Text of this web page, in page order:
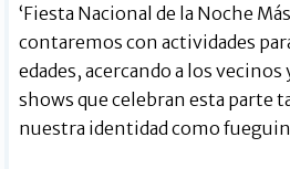
‘Fiesta Nacional de la Noche
contaremos con actividades
edades, acercando a los vecinos
shows que celebran esta parte
nuestra identidad como